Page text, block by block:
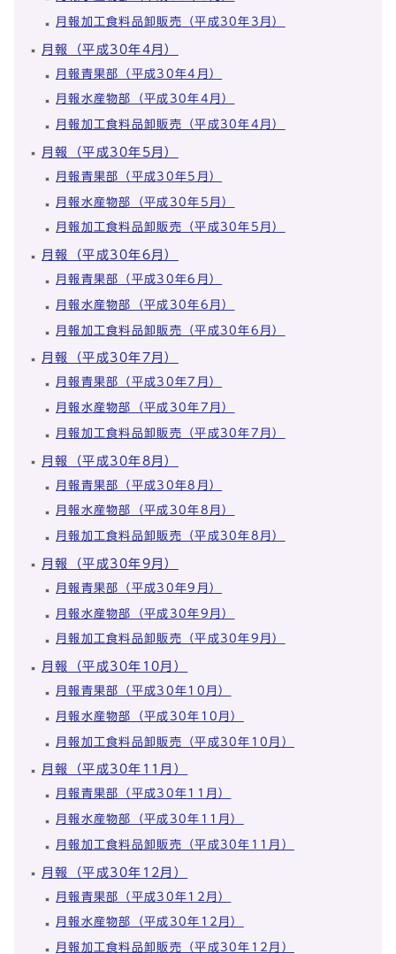
月報加工食料品卸販売（平成30年3月）
月報（平成30年4月）
月報青果部（平成30年4月）
月報水産物部（平成30年4月）
月報加工食料品卸販売（平成30年4月）
月報（平成30年5月）
月報青果部（平成30年5月）
月報水産物部（平成30年5月）
月報加工食料品卸販売（平成30年5月）
月報（平成30年6月）
月報青果部（平成30年6月）
月報水産物部（平成30年6月）
月報加工食料品卸販売（平成30年6月）
月報（平成30年7月）
月報青果部（平成30年7月）
月報水産物部（平成30年7月）
月報加工食料品卸販売（平成30年7月）
月報（平成30年8月）
月報青果部（平成30年8月）
月報水産物部（平成30年8月）
月報加工食料品卸販売（平成30年8月）
月報（平成30年9月）
月報青果部（平成30年9月）
月報水産物部（平成30年9月）
月報加工食料品卸販売（平成30年9月）
月報（平成30年10月）
月報青果部（平成30年10月）
月報水産物部（平成30年10月）
月報加工食料品卸販売（平成30年10月）
月報（平成30年11月）
月報青果部（平成30年11月）
月報水産物部（平成30年11月）
月報加工食料品卸販売（平成30年11月）
月報（平成30年12月）
月報青果部（平成30年12月）
月報水産物部（平成30年12月）
月報加工食料品卸販売（平成30年12月）